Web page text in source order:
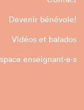
Devenir bénévole!
Vidéos et balados
enseignant·e⋅s